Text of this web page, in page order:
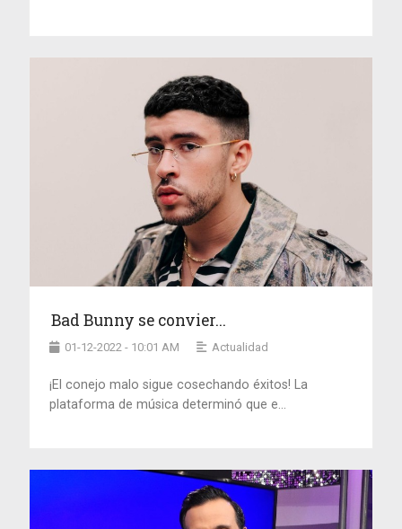
Bad Bunny se convier...
01-12-2022 - 10:01 AM Actualidad
¡El conejo malo sigue cosechando éxitos! La
plataforma de música determinó que e...